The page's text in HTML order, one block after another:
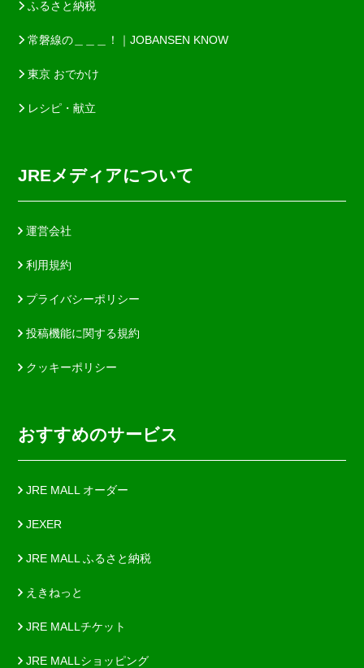
ふるさと納税
常磐線の＿＿＿！｜JOBANSEN KNOW
東京 おでかけ
レシピ・献立
JREメディアについて
運営会社
利用規約
プライバシーポリシー
投稿機能に関する規約
クッキーポリシー
おすすめのサービス
JRE MALL オーダー
JEXER
JRE MALL ふるさと納税
えきねっと
JRE MALLチケット
JRE MALLショッピング